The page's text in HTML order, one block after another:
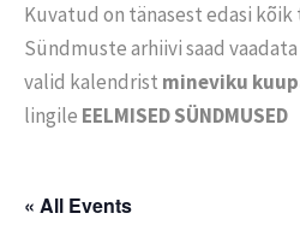
Kuvatud on tänasest edasi
Sündmuste arhiivi saad
valid kalendrist mineviku
lingile EELMISED SÜNDMUSED
« All Events